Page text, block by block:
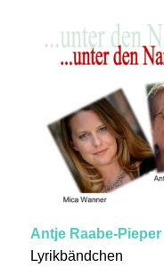
Antje Raabe-Pieper
Lyrikbändchen